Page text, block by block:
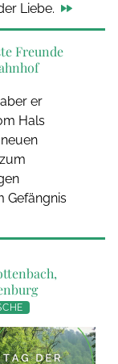
Liebe.
Freunde
er
Hals
Gefängnis